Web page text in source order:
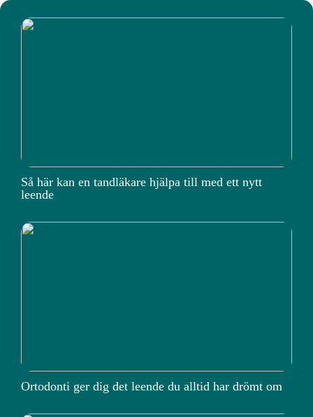
Så här kan en tandläkare hjälpa till med ett nytt
leende
Ortodonti ger dig det leende du alltid har drömt om